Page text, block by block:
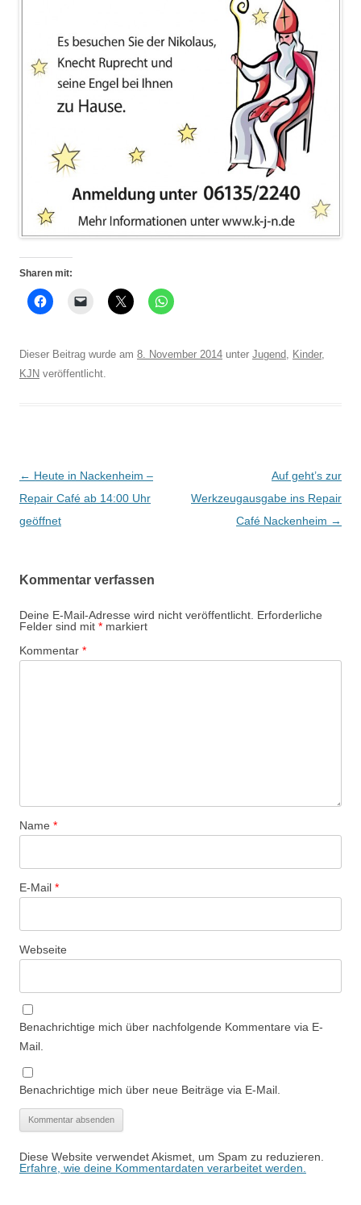
Sharen mit:
Dieser Beitrag wurde am 8. November 2014 unter Jugend, Kinder,
KJN veröffentlicht.
Beitrags-
Navigation
← Heute in Nackenheim –
Repair Café ab 14:00 Uhr
geöffnet
Auf geht’s zur
Werkzeugausgabe ins Repair
Café Nackenheim →
Kommentar verfassen
Deine E-Mail-Adresse wird nicht veröffentlicht. Erforderliche
Felder sind mit * markiert
Kommentar *
Name *
E-Mail *
Webseite
Benachrichtige mich über nachfolgende Kommentare via E-
Mail.
Benachrichtige mich über neue Beiträge via E-Mail.
Diese Website verwendet Akismet, um Spam zu reduzieren.
Erfahre, wie deine Kommentardaten verarbeitet werden.